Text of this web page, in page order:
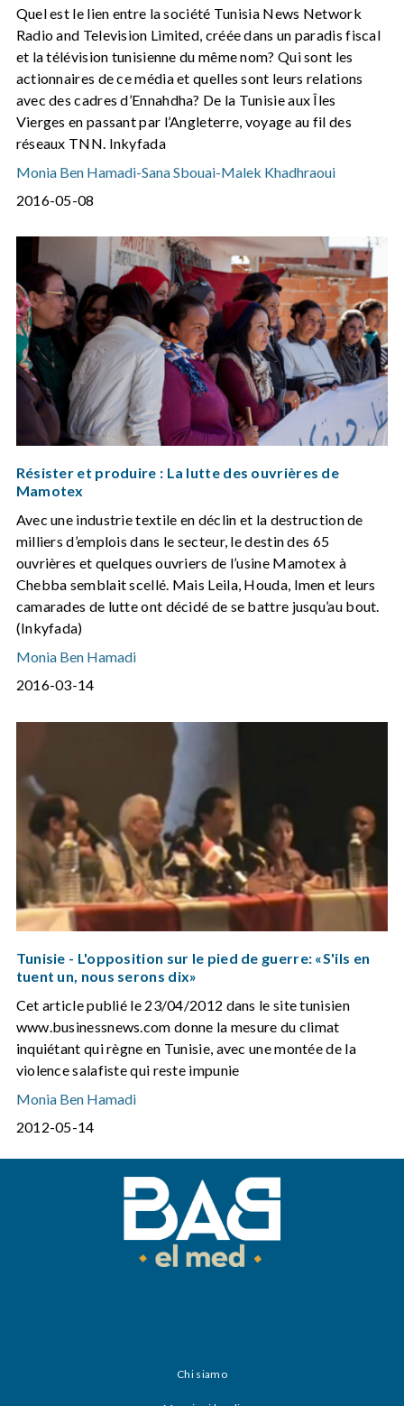
Quel est le lien entre la société Tunisia News Network
Radio and Television Limited, créée dans un paradis fiscal
et la télévision tunisienne du même nom? Qui sont les
actionnaires de ce média et quelles sont leurs relations
avec des cadres d’Ennahdha? De la Tunisie aux Îles
Vierges en passant par l’Angleterre, voyage au fil des
réseaux TNN. Inkyfada
Monia Ben Hamadi-Sana Sbouai-Malek Khadhraoui
2016-05-08
Résister et produire : La lutte des ouvrières de
Mamotex
Avec une industrie textile en déclin et la destruction de
milliers d’emplois dans le secteur, le destin des 65
ouvrières et quelques ouvriers de l’usine Mamotex à
Chebba semblait scellé. Mais Leila, Houda, Imen et leurs
camarades de lutte ont décidé de se battre jusqu’au bout.
(Inkyfada)
Monia Ben Hamadi
2016-03-14
Tunisie - L'opposition sur le pied de guerre: «S'ils en
tuent un, nous serons dix»
Cet article publié le 23/04/2012 dans le site tunisien
www.businessnews.com donne la mesure du climat
inquiétant qui règne en Tunisie, avec une montée de la
violence salafiste qui reste impunie
Monia Ben Hamadi
2012-05-14
Chi siamo